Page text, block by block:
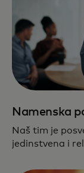
Namenska
Naš tim je
jedinstvena i